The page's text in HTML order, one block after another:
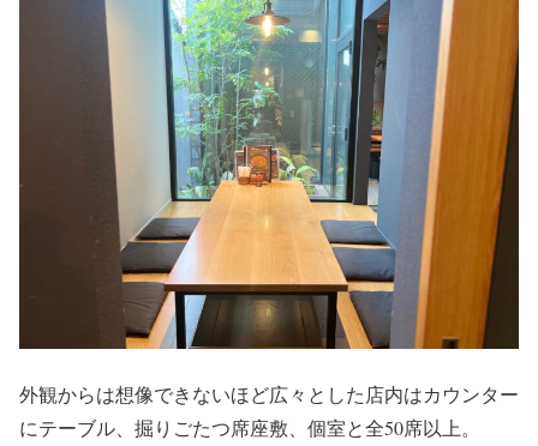
外観からは想像できないほど広々とした店内はカウンター
にテーブル、掘りごたつ席座敷、個室と全50席以上。